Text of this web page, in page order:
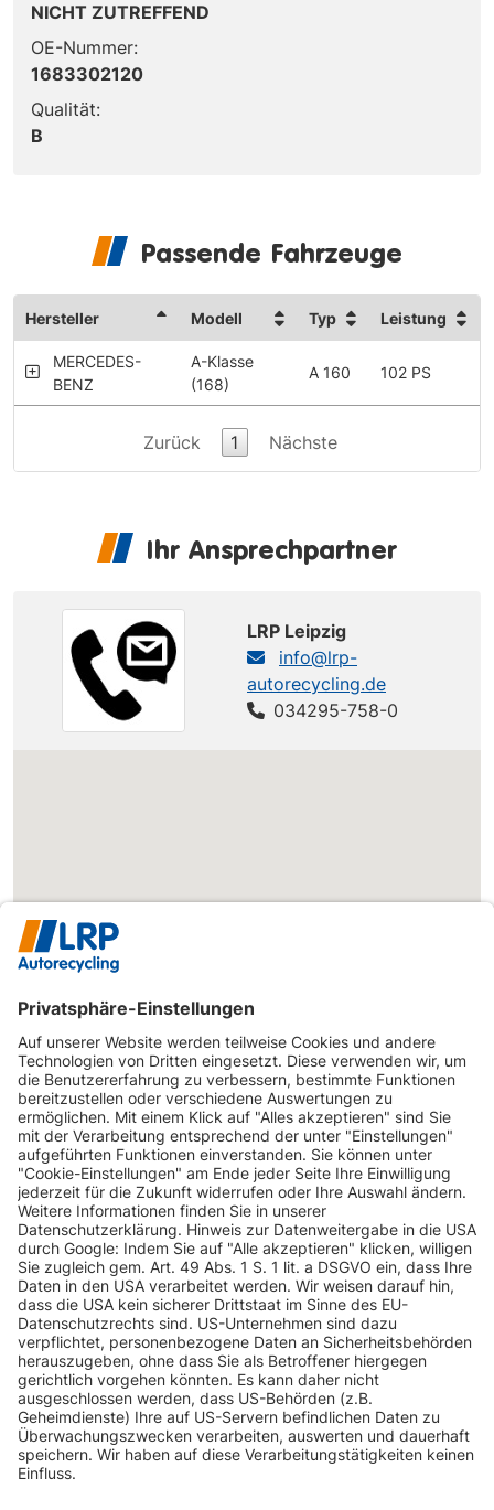
NICHT ZUTREFFEND
OE-Nummer:
1683302120
Qualität:
B
Passende Fahrzeuge
Hersteller Modell Typ Leistung
MERCEDES-
BENZ
A-Klasse
(168)
A 160 102 PS
Zurück 1 Nächste
Ihr Ansprechpartner
LRP Leipzig
info@lrp-
autorecycling.de
034295-758-0
INFORMATIONEN
KUNDENSERVICE
INFORMATIONEN
ZAHLUNGSARTEN
KONTAKT